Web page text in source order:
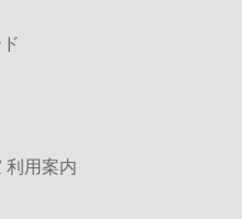
利用案内